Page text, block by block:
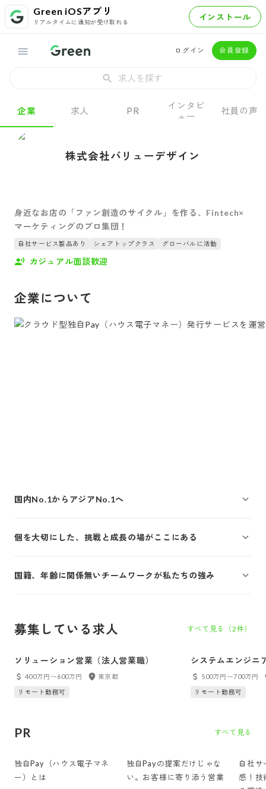
Green iOSアプリ
リアルタイムに通知が受け取れる インストール
ログイン 会員登録
求人を探す
企業 求人 PR
インタビ
ュー
社員の声
株式会社バリューデザイン
身近なお店の「ファン創造のサイクル」を作る、Fintech×
マーケティングのプロ集団！
自社サービス製品あり シェアトップクラス グローバルに活動
カジュアル面談歓迎
企業について
国内No.1からアジアNo.1へ
個を大切にした、挑戦と成長の場がここにある
国籍、年齢に関係無いチームワークが私たちの強み
募集している求人 すべて見る（2件）
ソリューション営業（法人営業職）
400万円〜600万円
東京都
リモート勤務可
システムエンジニ
500万円〜700万円
リモート勤務可
PR すべて見る
独自Pay（ハウス電子マネ
ー）とは
独自Payの提案だけじゃな
い。お客様に寄り添う営業
自社サ
感！技